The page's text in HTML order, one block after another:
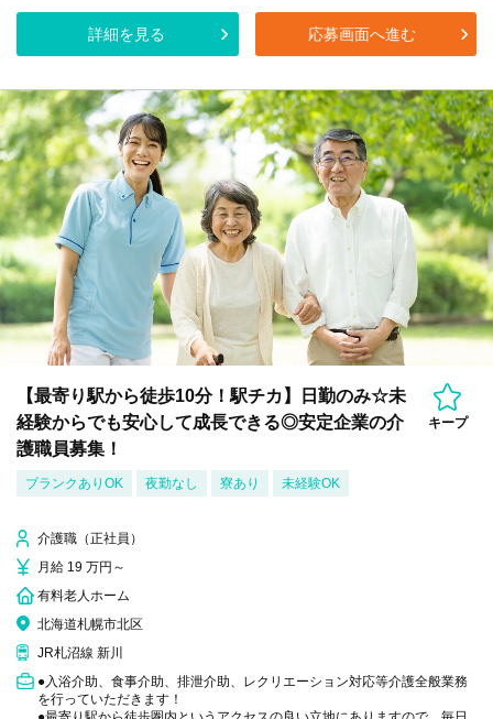
詳細を見る 応募画面へ進む
【最寄り駅から徒歩10分！駅チカ】日勤のみ☆未
経験からでも安心して成長できる◎安定企業の介
護職員募集！
キープ
ブランクありOK 夜勤なし 寮あり 未経験OK
介護職（正社員）
月給 19 万円～
有料老人ホーム
北海道札幌市北区
JR札沼線 新川
●入浴介助、食事介助、排泄介助、レクリエーション対応等介護全般業務
を行っていただきます！